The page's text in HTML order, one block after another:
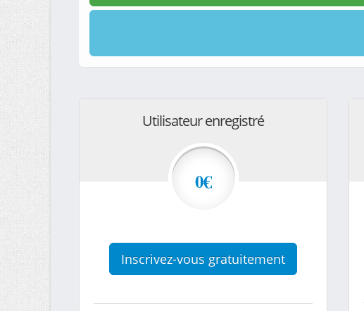
Utilisateur enregistré
0€
Inscrivez-vous gratuitement